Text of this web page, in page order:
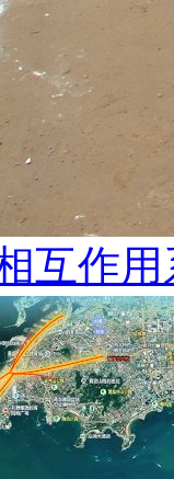
互作